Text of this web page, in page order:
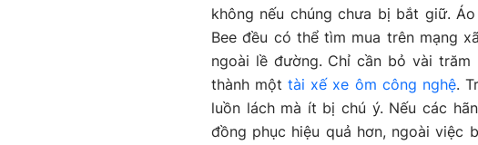
không nếu chúng chưa bị bắt giữ.
Bee đều có thể tìm mua trên mạng
ngoài lề đường. Chỉ cần bỏ vài
thành mộttài xế xe ôm công nghệ.
luồn lách mà ít bị chú ý. Nếu các
đồng phục hiệu quả hơn, ngoài việc